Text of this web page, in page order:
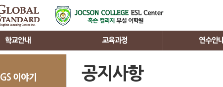
학교안내 교육과정
커리큘럼
ESL 과정
연수안내
GS 이야기 공지사항